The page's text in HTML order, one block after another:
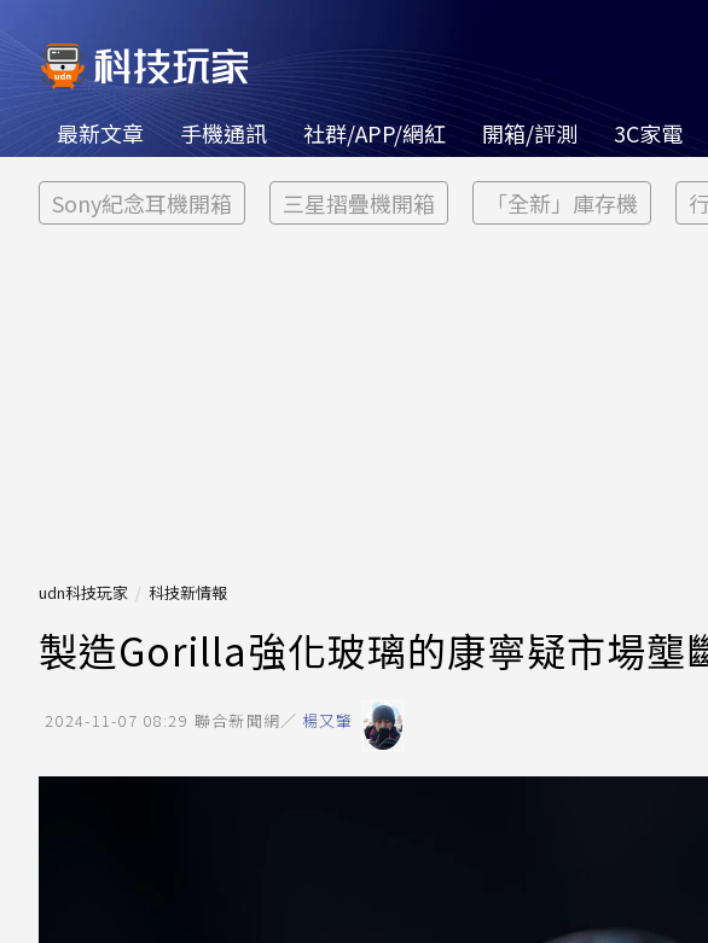
最新文章 手機通訊 社群/APP/網紅 開箱/評測 3C家電
Sony紀念耳機開箱 三星摺疊機開箱 「全新」庫存機
udn科技玩家 科技新情報
製造Gorilla強化玻璃的康寧疑市場壟
2024-11-07 08:29 聯合新聞網／ 楊又肇